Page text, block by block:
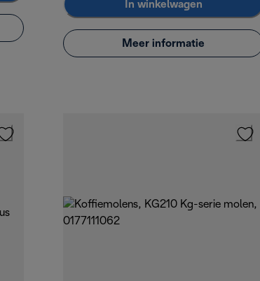
In winkelwagen
Meer informatie